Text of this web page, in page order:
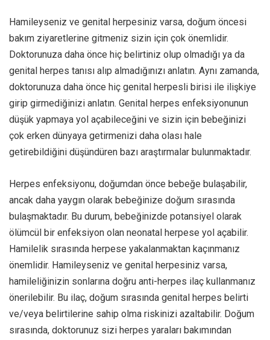
Hamileyseniz ve genital herpesiniz varsa, doğum öncesi
bakım ziyaretlerine gitmeniz sizin için çok önemlidir.
Doktorunuza daha önce hiç belirtiniz olup olmadığı ya da
genital herpes tanısı alıp almadığınızı anlatın. Aynı zamanda,
doktorunuza daha önce hiç genital herpesli birisi ile ilişkiye
girip girmediğinizi anlatın. Genital herpes enfeksiyonunun
düşük yapmaya yol açabileceğini ve sizin için bebeğinizi
çok erken dünyaya getirmenizi daha olası hale
getirebildiğini düşündüren bazı araştırmalar bulunmaktadır.
Herpes enfeksiyonu, doğumdan önce bebeğe bulaşabilir,
ancak daha yaygın olarak bebeğinize doğum sırasında
bulaşmaktadır. Bu durum, bebeğinizde potansiyel olarak
ölümcül bir enfeksiyon olan neonatal herpese yol açabilir.
Hamilelik sırasında herpese yakalanmaktan kaçınmanız
önemlidir. Hamileyseniz ve genital herpesiniz varsa,
hamileliğinizin sonlarına doğru anti-herpes ilaç kullanmanız
önerilebilir. Bu ilaç, doğum sırasında genital herpes belirti
ve/veya belirtilerine sahip olma riskinizi azaltabilir. Doğum
sırasında, doktorunuz sizi herpes yaraları bakımından